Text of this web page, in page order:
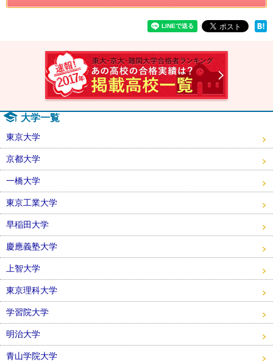
大学一覧
東京大学
京都大学
一橋大学
東京工業大学
早稲田大学
慶應義塾大学
上智大学
東京理科大学
学習院大学
明治大学
青山学院大学